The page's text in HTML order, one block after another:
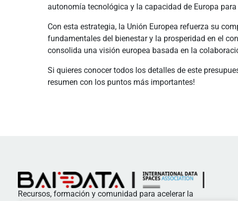
autonomía tecnológica y la capacidad de Europa
Con esta estrategia, la Unión Europea refuerza su
fundamentales del bienestar y la prosperidad en el
consolida una visión europea basada en la
Si quieres conocer todos los detalles de este
resumen con los puntos más importantes!
Recursos, formación y comunidad para acelerar la